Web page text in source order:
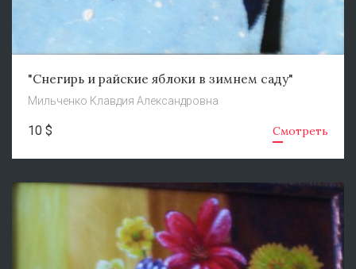
"Снегирь и райские яблоки в зимнем саду"
Мильченко Клавдия Александровна
10 $ Смотреть